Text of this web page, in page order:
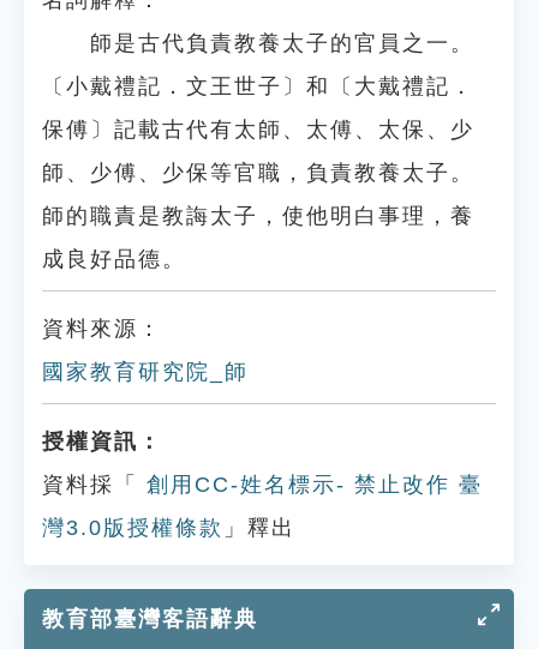
師是古代負責教養太子的官員之一。
〔小戴禮記．文王世子〕和〔大戴禮記．
保傅〕記載古代有太師、太傅、太保、少
師、少傅、少保等官職，負責教養太子。
師的職責是教誨太子，使他明白事理，養
成良好品德。
資料來源：
國家教育研究院_師
授權資訊：
資料採「
創用CC-姓名標示- 禁止改作 臺
灣3.0版授權條款 」釋出
教育部臺灣客語辭典